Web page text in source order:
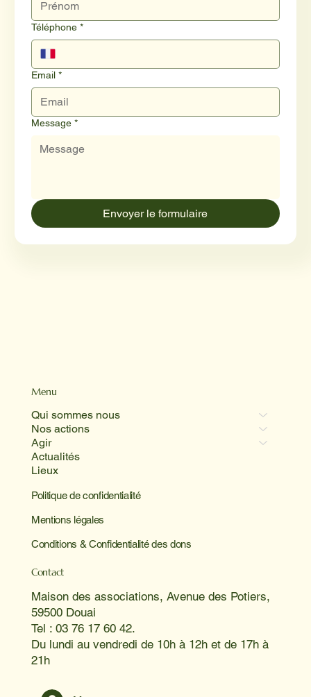
Menu
Qui sommes nous
Nos actions
Agir
Actualités
Lieux
Politique de confidentialité
Mentions légales
Conditions & Confidentialité des dons
Contact
Maison des associations, Avenue des Potiers,
59500 Douai
Tel : 03 76 17 60 42.
Du lundi au vendredi de 10h à 12h et de 17h à
21h
Téléphone *
Email *
Message *
Envoyer le formulaire